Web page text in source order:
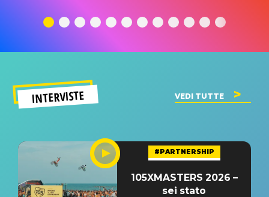
significato
del singolo
INTERVISTE VEDI TUTTE
#PARTNERSHIP
105XMASTERS 2026 –
sei stato